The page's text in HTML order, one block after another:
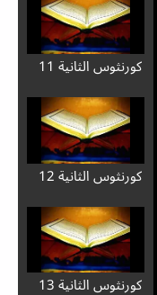
كورنثوس الثانية 11
كورنثوس الثانية 12
كورنثوس الثانية 13